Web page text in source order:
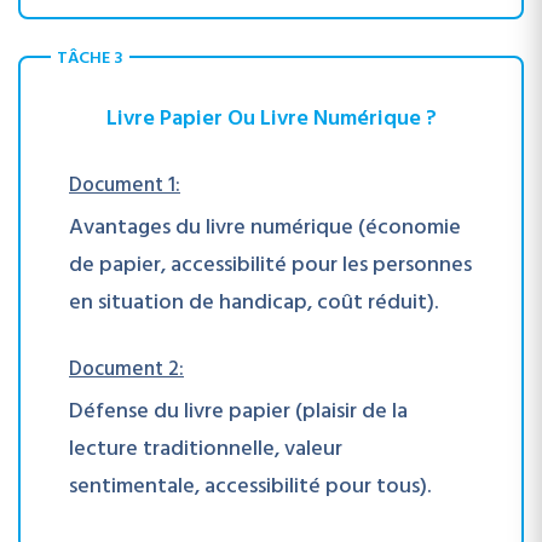
TÂCHE 3
Livre Papier Ou Livre Numérique ?
Document 1:
Avantages du livre numérique (économie
de papier, accessibilité pour les personnes
en situation de handicap, coût réduit).
Document 2:
Défense du livre papier (plaisir de la
lecture traditionnelle, valeur
sentimentale, accessibilité pour tous).